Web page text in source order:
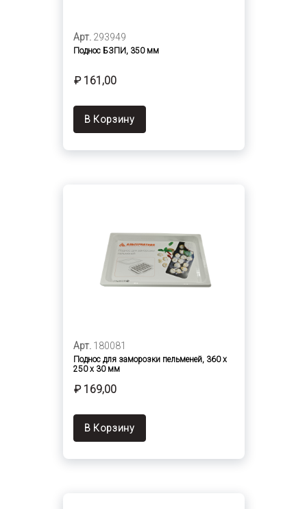
Арт. 293949
Поднос БЗПИ, 350 мм
₽ 161,00
В Корзину
Арт. 180081
Поднос для заморозки пельменей, 360 х
250 х 30 мм
₽ 169,00
В Корзину